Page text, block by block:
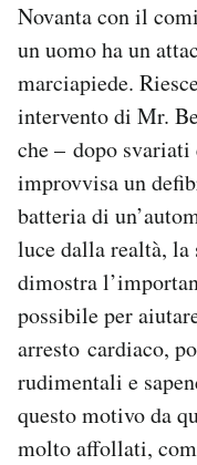
CALENDARIO
AREA PERSONALE
Area Personale
Newsletter
Notifiche mobile
Regala il Post
Hai bisogno di
Novanta con il
un uomo ha un
marciapiede.
intervento di Mr.
che – dopo
improvvisa un
batteria di
luce dalla realtà, la
dimostra
possibile per
arresto cardiaco,
rudimentali e
questo motivo da
molto affollati,